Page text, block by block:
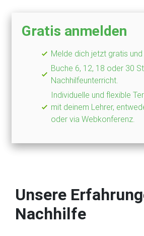
Gratis anmelden
Melde dich jetzt gratis
Buche 6, 12, 18 oder 30
Nachhilfeunterricht.
Individuelle und flexible
mit deinem Lehrer,
oder via Webkonferenz.
Unsere
Nachhilfe